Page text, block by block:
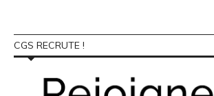
CGS RECRUTE !